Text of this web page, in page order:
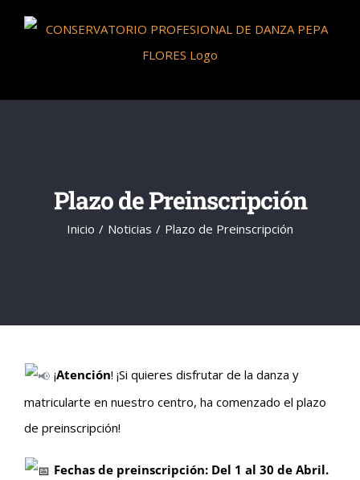
Saltar
Plazo de Preinscripción
Inicio Noticias Plazo de Preinscripción
¡Atención! ¡Si quieres disfrutar de la danza y
matricularte en nuestro centro, ha comenzado el plazo
de preinscripción!
Fechas de preinscripción: Del 1 al 30 de Abril.